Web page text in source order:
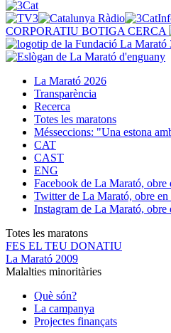
CORPORATIU BOTIGA CERCA
La Marató 2026
Transparència
Recerca
Totes les maratons
Mésseccions: "Una estona
CAT
CAST
ENG
Facebook de La Marató, obre
Twitter de La Marató, obre en
Instagram de La Marató, obre
Totes les maratons
FES EL TEU DONATIU
La Marató 2009
Malalties minoritàries
Què són?
La campanya
Projectes finançats